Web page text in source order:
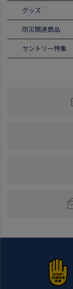
グッズ
防災関連商品
サントリー特集